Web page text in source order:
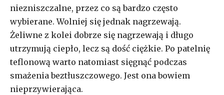
niezniszczalne, przez co są bardzo często
wybierane. Wolniej się jednak nagrzewają.
Żeliwne z kolei dobrze się nagrzewają i długo
utrzymują ciepło, lecz są dość ciężkie. Po patelnię
teflonową warto natomiast sięgnąć podczas
smażenia beztłuszczowego. Jest ona bowiem
nieprzywierająca.